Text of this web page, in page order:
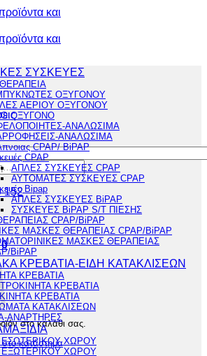
152
0
στο καλάθι σας.
κατάστημα
ΣΥΣΚΕΥΕΣ
ΟΞΥΓΟΝΟΥ
ΑΕΡΙΟΥ ΟΞΥΓΟΝΟΥ
ΟΞΥΓΟΝΟ
ΑΝΑΛΩΣΙΜΑ
ΑΝΑΛΩΣΙΜΑ
CPAP/ BiPAP
CPAP
ΑΠΛΕΣ ΣΥΣΚΕΥΕΣ CPAP
ΑΥΤΟΜΑΤΕΣ ΣΥΣΚΕΥΕΣ CPAP
Bipap
ΑΠΛΕΣ ΣΥΣΚΕΥΕΣ BiPAP
ΣΥΣΚΕΥΕΣ BiPAP S/T ΠΙΕΣΗΣ
CPAP/BiPAP
ΜΑΣΚΕΣ ΘΕΡΑΠΕΙΑΣ CPAP/BiPAP
ΜΑΣΚΕΣ ΘΕΡΑΠΕΙΑΣ
BiPAP
ΚΡΕΒΑΤΙΑ-ΕΙΔΗ ΚΑΤΑΚΛΙΣΕΩΝ
ΚΡΕΒΑΤΙΑ
ΚΡΕΒΑΤΙΑ
ΚΡΕΒΑΤΙΑ
ΚΑΤΑΚΛΙΣΕΩΝ
ΑΝΑΡΤΗΡΕΣ
ΕΣΩΤΕΡΙΚΟΥ ΧΩΡΟΥ
ΕΞΩΤΕΡΙΚΟΥ ΧΩΡΟΥ